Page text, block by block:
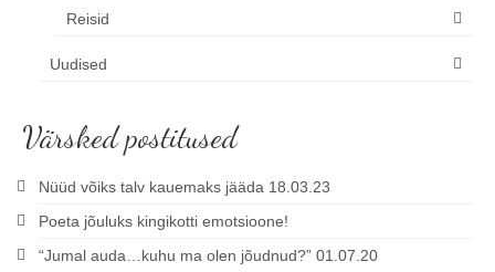
Reisid
Uudised
Värsked postitused
Nüüd võiks talv kauemaks jääda 18.03.23
Poeta jõuluks kingikotti emotsioone!
“Jumal auda…kuhu ma olen jõudnud?” 01.07.20